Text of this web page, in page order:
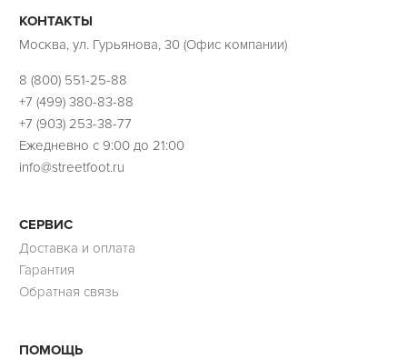
КОНТАКТЫ
Москва, ул. Гурьянова, 30 (Офис компании)
8 (800) 551-25-88
+7 (499) 380-83-88
+7 (903) 253-38-77
Ежедневно с 9:00 до 21:00
info@streetfoot.ru
СЕРВИС
Доставка и оплата
Гарантия
Обратная связь
ПОМОЩЬ